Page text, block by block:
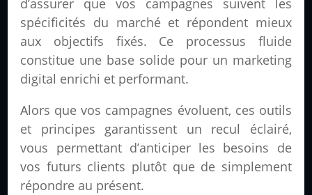
d’assurer que vos campagnes suivent les
spécificités du marché et répondent mieux
aux objectifs fixés. Ce processus fluide
constitue une base solide pour un marketing
digital enrichi et performant.
Alors que vos campagnes évoluent, ces outils
et principes garantissent un recul éclairé,
vous permettant d’anticiper les besoins de
vos futurs clients plutôt que de simplement
répondre au présent.